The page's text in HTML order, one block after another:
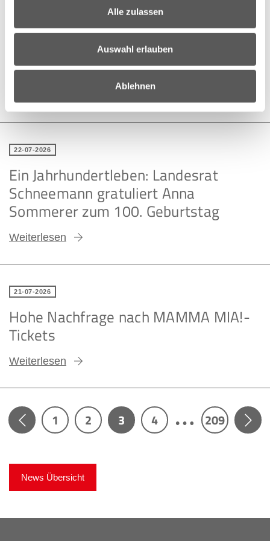
Alle zulassen
Auswahl erlauben
Ablehnen
22-07-2026
13. Burgenländischer Frauenlauf –
Laufshirts in navyblau
22-07-2026
Ein Jahrhundertleben: Landesrat
Schneemann gratuliert Anna
Sommerer zum 100. Geburtstag
Weiterlesen
21-07-2026
Hohe Nachfrage nach MAMMA MIA!-
Tickets
Weiterlesen
1 2 3 4 … 209
News Übersicht